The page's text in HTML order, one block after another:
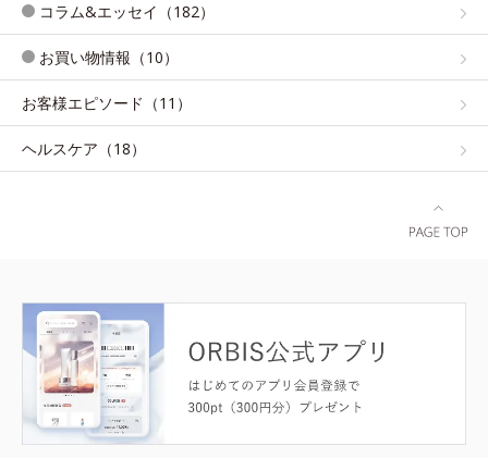
コラム&エッセイ（182）
お買い物情報（10）
お客様エピソード（11）
ヘルスケア（18）